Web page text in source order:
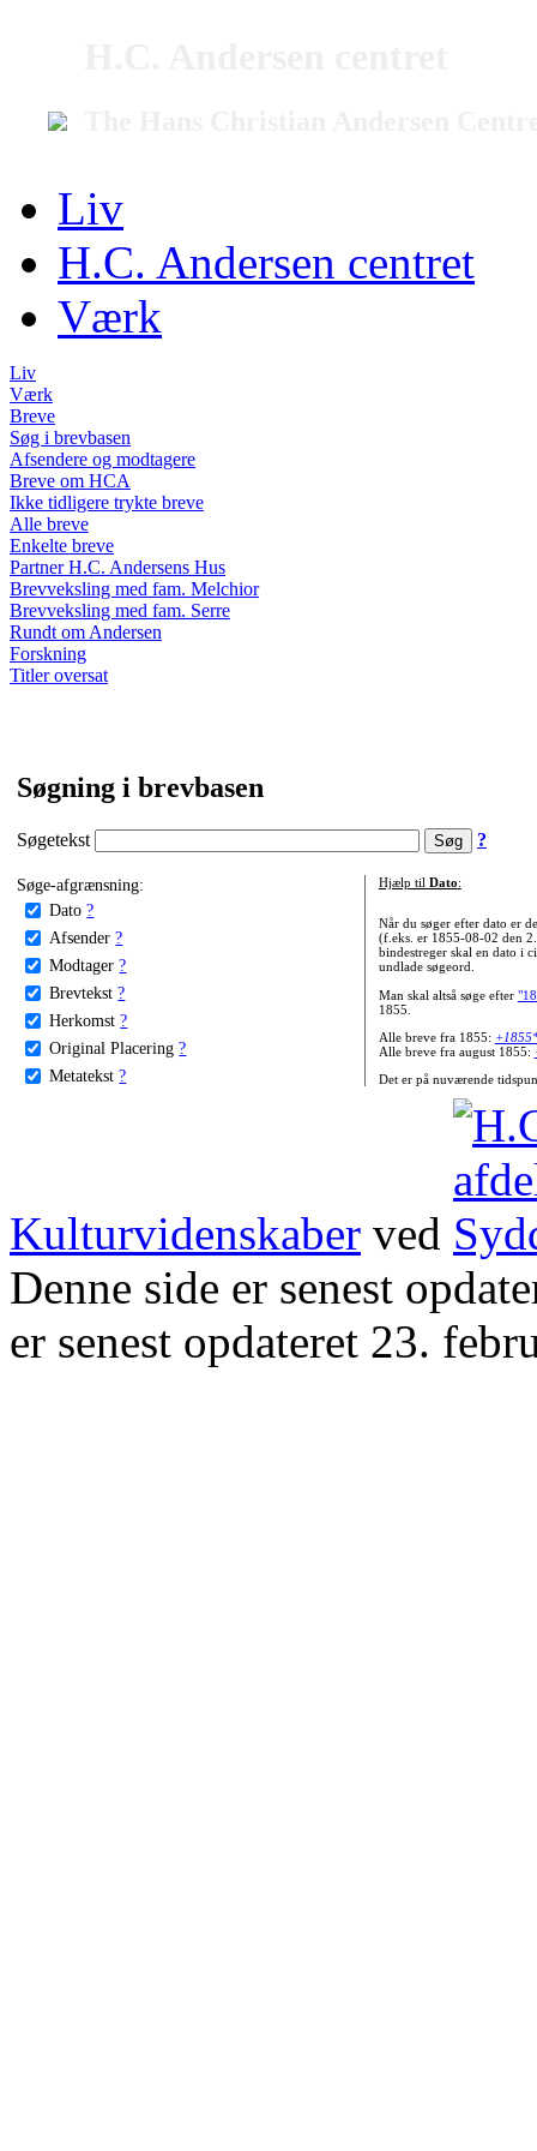
Liv
H.C. Andersen centret
Værk
Liv
Værk
Breve
Søg i brevbasen
Afsendere og modtagere
Breve om HCA
Ikke tidligere trykte breve
Alle breve
Enkelte breve
Partner H.C. Andersens Hus
Brevveksling med fam. Melchior
Brevveksling med fam. Serre
Rundt om Andersen
Forskning
Titler oversat
Søgning i brevbasen
Søgetekst ?
Søge-afgrænsning:
Dato ?
Afsender ?
Modtager ?
Brevtekst ?
Herkomst ?
Original Placering ?
Metatekst ?
Hjælp til Dato:
Når du søger efter dato er
(f.eks. er 1855-08-02 den
bindestreger skal en dato i
undlade søgeord.
Man skal altså søge efter
1855.
Alle breve fra 1855:
Alle breve fra august 1855:
Det er på nuværende
Kulturvidenskaber ved
Denne side er senest
er senest opdateret 23.